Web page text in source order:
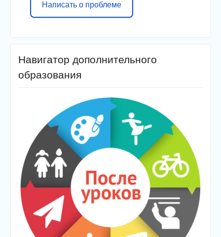
Написать о проблеме
Навигатор дополнительного
образования